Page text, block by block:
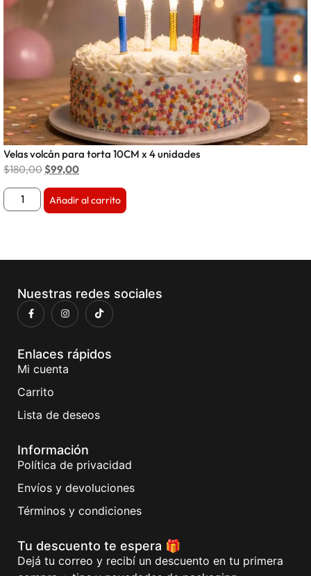
Velas volcán para torta 10CM x 4 unidades
$180,00$99,00
Añadir al carrito
Nuestras redes sociales
Enlaces rápidos
Mi cuenta
Carrito
Lista de deseos
Información
Política de privacidad
Envíos y devoluciones
Términos y condiciones
Tu descuento te espera 🎁
Dejá tu correo y recibí un descuento en tu primera